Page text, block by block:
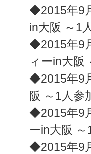
◆2015年9
in大阪 ～1
◆2015年9
ィーin大阪
◆2015年9
阪 ～1人参
◆2015年9
ーin大阪
◆2015年9